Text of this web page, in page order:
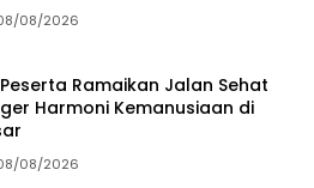
08/2026
Ramaikan Jalan Sehat
Harmoni Kemanusiaan di
08/2026